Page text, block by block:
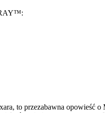
to przezabawna opowieść